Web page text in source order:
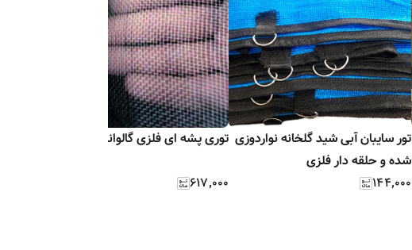
تور سایبان آبی شید گلخانه نواردوزی
شده و حلقه دار فلزی
۱۴۴٬۰۰۰
توری پشه ای فلزی گالوانیزه
۶۱۷٬۰۰۰